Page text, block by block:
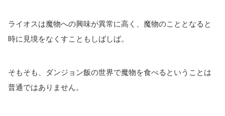
ライオスは魔物への興味が異常に高く、魔物のこととなると
時に見境をなくすこともしばしば。
そもそも、ダンジョン飯の世界で魔物を食べるということは
普通ではありません。